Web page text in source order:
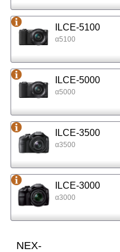
ILCE-5100
α5100
ILCE-5000
α5000
ILCE-3500
α3500
ILCE-3000
α3000
NEX-